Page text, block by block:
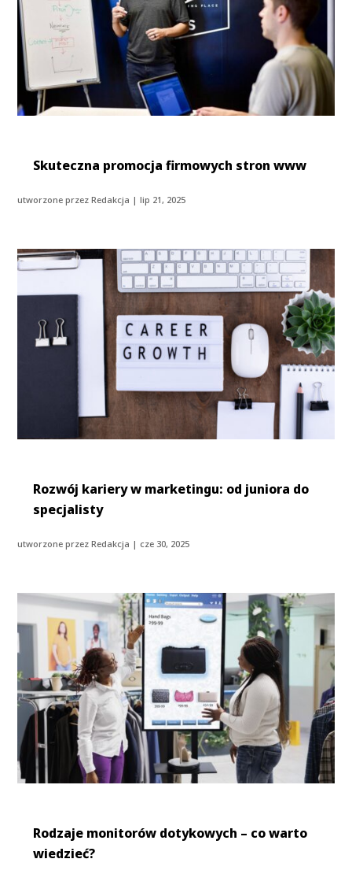
Skuteczna promocja firmowych stron www
utworzone przezRedakcja |lip 21, 2025
Rozwój kariery w marketingu: od juniora do
specjalisty
utworzone przezRedakcja | cze 30, 2025
Rodzaje monitorów dotykowych – co warto
wiedzieć?